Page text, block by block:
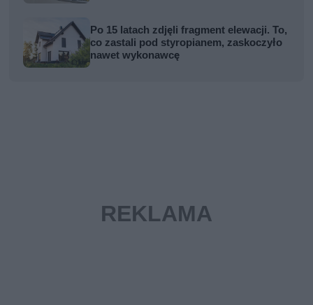
Po 15 latach zdjęli fragment elewacji. To,
co zastali pod styropianem, zaskoczyło
nawet wykonawcę